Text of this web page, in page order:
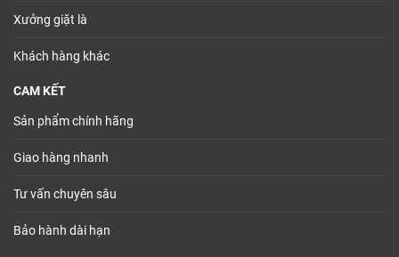
Xưởng giặt là
Khách hàng khác
CAM KẾT
Sản phẩm chính hãng
Giao hàng nhanh
Tư vấn chuyên sâu
Bảo hành dài hạn